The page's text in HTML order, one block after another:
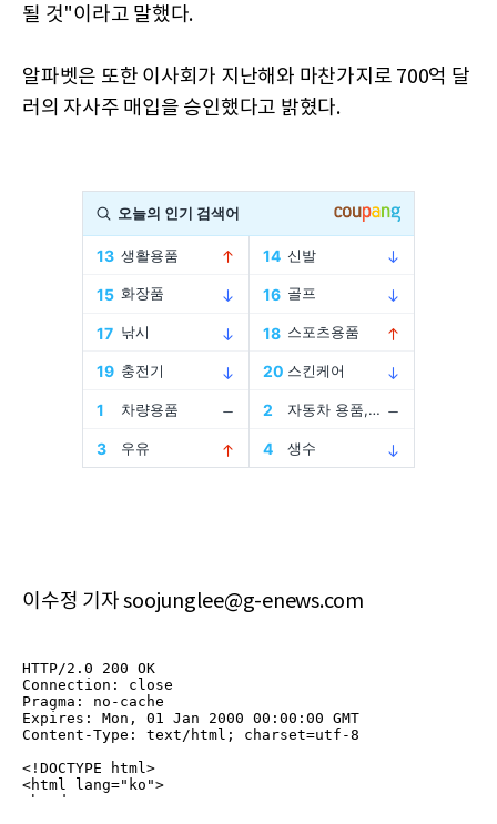
될 것"이라고 말했다.
알파벳은 또한 이사회가 지난해와 마찬가지로 700억 달
러의 자사주 매입을 승인했다고 밝혔다.
이수정 기자 soojunglee@g-enews.com